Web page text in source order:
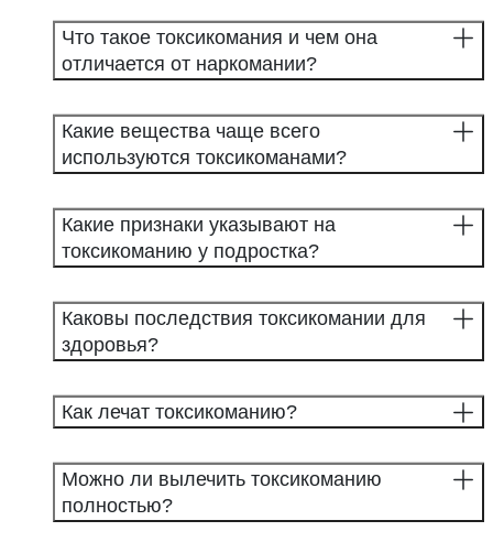
Что такое токсикомания и чем она
отличается от наркомании?
Какие вещества чаще всего
используются токсикоманами?
Какие признаки указывают на
токсикоманию у подростка?
Каковы последствия токсикомании для
здоровья?
Как лечат токсикоманию?
Можно ли вылечить токсикоманию
полностью?